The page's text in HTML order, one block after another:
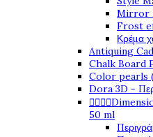
Mirror
Frost
Κρέμα
Antiquing
Chalk Board
Color pearls
Dora 3D -
   
50 ml